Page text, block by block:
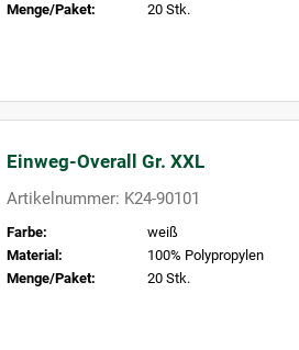
Menge/Paket:
20 Stk.
Einweg-Overall Gr. XXL
Artikelnummer: K24-90101
Farbe:
weiß
Material:
100% Polypropylen
Menge/Paket:
20 Stk.